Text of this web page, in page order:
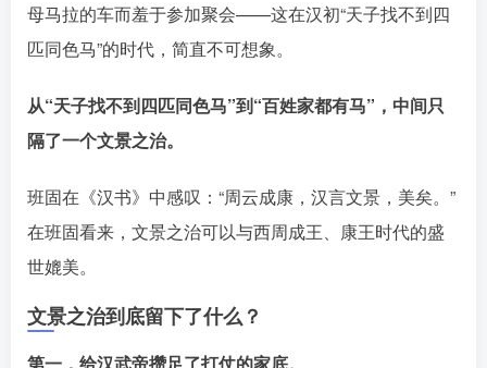
母马拉的车而羞于参加聚会󠄹󠅀󠄪󠄢󠄡󠄦󠄞󠄧󠄣󠄞󠄢󠄡󠄦󠄞󠄡󠄠󠄡󠅬󠅅󠅃󠄵󠅂󠄪󠅗󠅥󠅕󠅣󠅤󠅬󠅄󠄹󠄽󠄵󠄪󠄢󠄠󠄢󠄦󠄝󠄠󠄨󠄝󠄠󠄩󠄐󠄡󠄢󠄪󠄢󠄩󠄪󠄡󠄢󠅬󠅨󠅙󠅑󠅟󠅗󠅒󠄞󠅓󠅟󠅝󠄐󠇕󠆠󠅿󠇖󠆄󠆩󠇕󠅿󠆈󠇗󠆭󠆁󠄐󠇗󠅹󠅸󠇖󠆍󠅳󠇖󠅹󠅰󠇖󠆌󠅹——这在汉初“天子找不到四
匹同色马”的时代，简直不可想象。
从“天子找不到四匹同色马”到“百姓家都有马”，中间只
隔了一个文景之治。󠄹󠅀󠄪󠄢󠄡󠄦󠄞󠄧󠄣󠄞󠄢󠄡󠄦󠄞󠄡󠄠󠄡󠅬󠅅󠅃󠄵󠅂󠄪󠅗󠅥󠅕󠅣󠅤󠅬󠅄󠄹󠄽󠄵󠄪󠄢󠄠󠄢󠄦󠄝󠄠󠄨󠄝󠄠󠄩󠄐󠄡󠄢󠄪󠄢󠄩󠄪󠄡󠄢󠅬󠅨󠅙󠅑󠅟󠅗󠅒󠄞󠅓󠅟󠅝󠄐󠇕󠆠󠅿󠇖󠆄󠆩󠇕󠅿󠆈󠇗󠆭󠆁󠄐󠇗󠅹󠅸󠇖󠆍󠅳󠇖󠅹󠅰󠇖󠆌󠅹
班固在《汉书》中感叹：“周云成康，汉言文景，美矣。”
在班固看来，文景之治可以与西周成王、康王时代的盛
世媲美。
文景之治到底留下了什么？